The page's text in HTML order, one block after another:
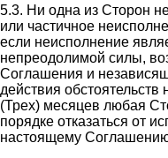
5.3. Ни одна из Сторон
или частичное
если неисполнение
непреодолимой силы,
Соглашения и
действия
(Трех) месяцев любая
порядке отказаться от
настоящему